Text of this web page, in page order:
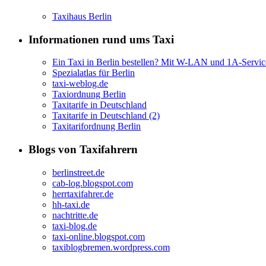
Taxihaus Berlin
Informationen rund ums Taxi
Ein Taxi in Berlin bestellen? Mit W-LAN und 1A-
Spezialatlas für Berlin
taxi-weblog.de
Taxiordnung Berlin
Taxitarife in Deutschland
Taxitarife in Deutschland (2)
Taxitarifordnung Berlin
Blogs von Taxifahrern
berlinstreet.de
cab-log.blogspot.com
herrtaxifahrer.de
hh-taxi.de
nachtritte.de
taxi-blog.de
taxi-online.blogspot.com
taxiblogbremen.wordpress.com